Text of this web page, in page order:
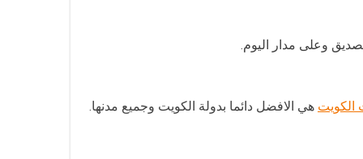
وعلى مدار اليوم.
الكويت هي الافضل دائما بدولة الكويت وجميع مدنها.